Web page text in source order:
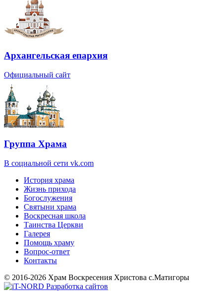
Архангельская епархия
Официальный сайт
Группа Храма
В социальной сети vk.com
История храма
Жизнь прихода
Богослужения
Святыни храма
Воскресная школа
Таинства Церкви
Галерея
Помощь храму
Вопрос-ответ
Контакты
© 2016-2026 Храм Воскресения Христова с.Матигоры